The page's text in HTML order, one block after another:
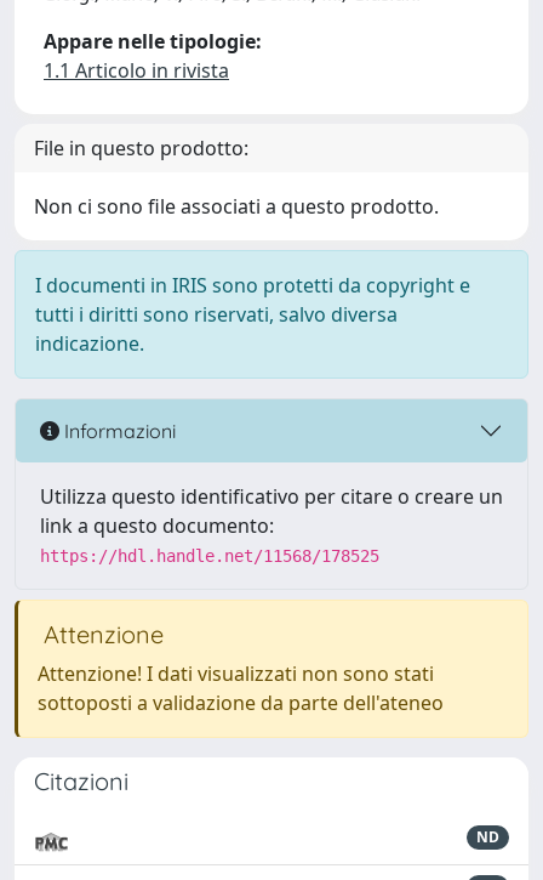
Appare nelle tipologie:
1.1 Articolo in rivista
File in questo prodotto:
Non ci sono file associati a questo prodotto.
I documenti in IRIS sono protetti da copyright e
tutti i diritti sono riservati, salvo diversa
indicazione.
Informazioni
Utilizza questo identificativo per citare o creare un
link a questo documento:
https://hdl.handle.net/11568/178525
Attenzione
Attenzione! I dati visualizzati non sono stati
sottoposti a validazione da parte dell'ateneo
Citazioni
ND